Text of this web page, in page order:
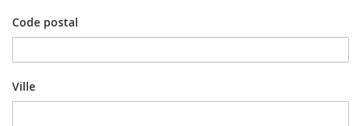
Code postal
Ville